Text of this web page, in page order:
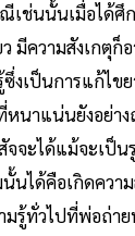
ณีเช่นนั้นเมื่อได้
มีความสังเกตุก็
งเป็นการแก้ไข
นาแน่นยังอย่า
จจะได้แม้จะเป็
นได้คือเกิดควา
มรู้ทั่วไปที่พ่อถ่า